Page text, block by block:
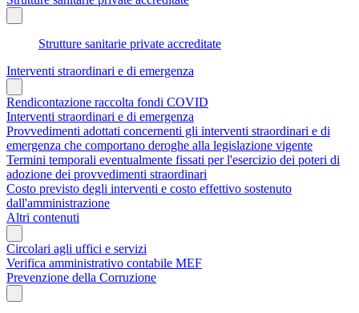
Strutture sanitarie private accreditate
Interventi straordinari e di emergenza
Rendicontazione raccolta fondi COVID
Interventi straordinari e di emergenza
Provvedimenti adottati concernenti gli interventi straordinari e di
emergenza che comportano deroghe alla legislazione vigente
Termini temporali eventualmente fissati per l'esercizio dei poteri di
adozione dei provvedimenti straordinari
Costo previsto degli interventi e costo effettivo sostenuto
dall'amministrazione
Altri contenuti
Circolari agli uffici e servizi
Verifica amministrativo contabile MEF
Prevenzione della Corruzione